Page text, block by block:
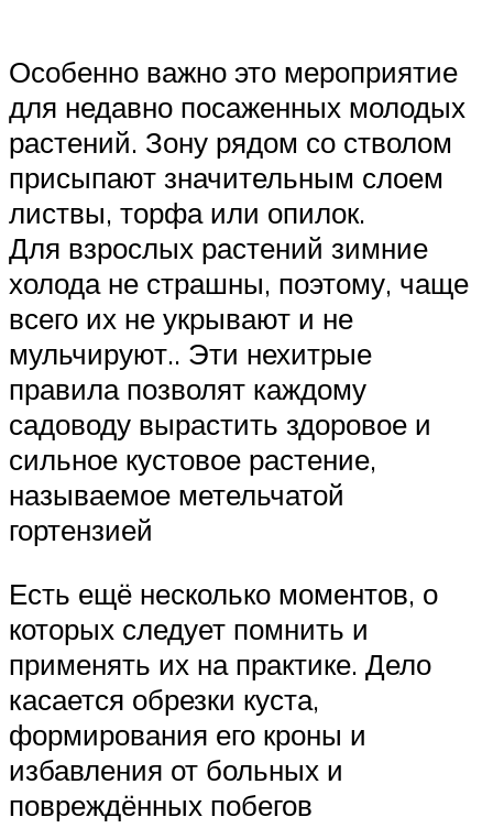
Особенно важно это мероприятие
для недавно посаженных молодых
растений. Зону рядом со стволом
присыпают значительным слоем
листвы, торфа или опилок.
Для взрослых растений зимние
холода не страшны, поэтому, чаще
всего их не укрывают и не
мульчируют.. Эти нехитрые
правила позволят каждому
садоводу вырастить здоровое и
сильное кустовое растение,
называемое метельчатой
гортензией
Есть ещё несколько моментов, о
которых следует помнить и
применять их на практике. Дело
касается обрезки куста,
формирования его кроны и
избавления от больных и
повреждённых побегов